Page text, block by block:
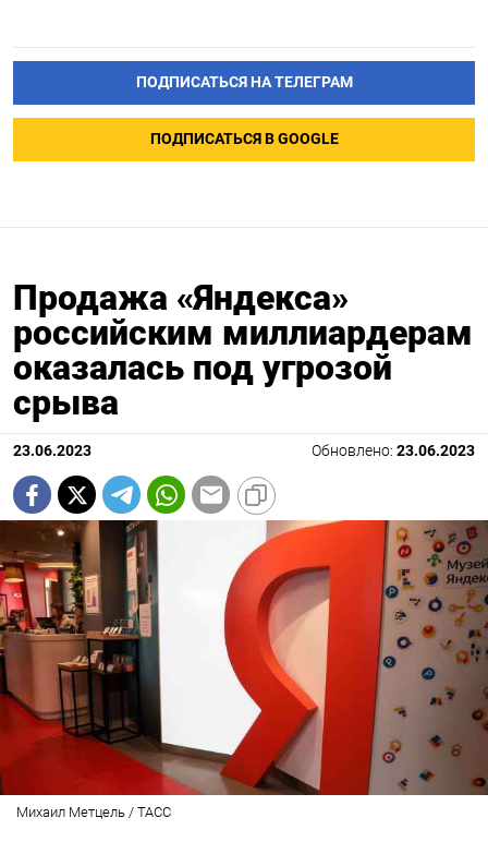
ПОДПИСАТЬСЯ НА ТЕЛЕГРАМ
ПОДПИСАТЬСЯ В GOOGLE
Продажа «Яндекса»
российским миллиардерам
оказалась под угрозой
срыва
23.06.2023 Обновлено: 23.06.2023
Михаил Метцель / ТАСС